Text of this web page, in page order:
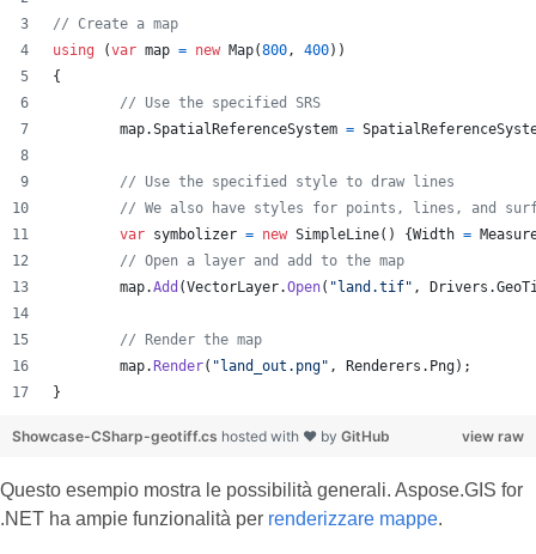
// Create a map
using
(var map = new Map(800, 400) )
{
// Use the specified SRS
map.SpatialReferenceSystem =
// Use the specified style to draw lines
// We also have styles for points, lines, and
var symbolizer = new SimpleLine( ) {Width =
// Open a layer and add to the map
map.Add (VectorLayer.Open( "land.tif" , Drivers .
// Render the map
map. Render( "land_out.png" , Renderers . Png) ;
}
view raw
Showcase-CSharp-geotiff.cs hosted with ❤ by GitHub
Questo esempio mostra le possibilità generali. Aspose.GIS for
.NET ha ampie funzionalità per renderizzare mappe.